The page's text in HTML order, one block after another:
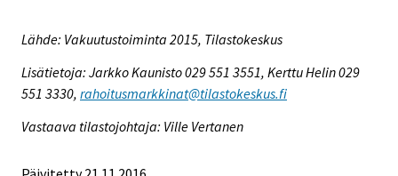
Lähde: Vakuutustoiminta 2015, Tilastokeskus
Lisätietoja: Jarkko Kaunisto 029 551 3551, Kerttu Helin 029
551 3330, rahoitusmarkkinat@tilastokeskus.fi
Vastaava tilastojohtaja: Ville Vertanen